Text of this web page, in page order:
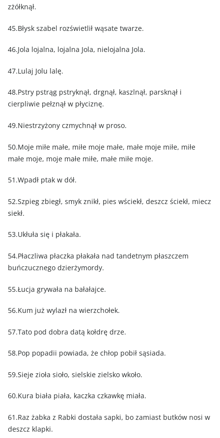
zżółknął.
45.Błysk szabel rozświetlił wąsate twarze.
46.Jola lojalna, lojalna Jola, nielojalna Jola.
47.Lulaj Jolu lalę.
48.Pstry pstrąg pstryknął, drgnął, kaszlnął, parsknął i
cierpliwie pełznął w płyciznę.
49.Niestrzyżony czmychnął w proso.
50.Moje miłe małe, miłe moje małe, małe moje miłe, miłe
małe moje, moje małe miłe, małe miłe moje.
51.Wpadł ptak w dół.
52.Szpieg zbiegł, smyk znikł, pies wściekł, deszcz ściekł, miecz
siekł.
53.Ukłuła się i płakała.
54.Płaczliwa płaczka płakała nad tandetnym płaszczem
buńczucznego dzierżymordy.
55.Łucja grywała na bałałajce.
56.Kum już wylazł na wierzchołek.
57.Tato pod dobra datą kołdrę drze.
58.Pop popadii powiada, że chłop pobił sąsiada.
59.Sieje zioła sioło, sielskie zielsko wkoło.
60.Kura biała piała, kaczka czkawkę miała.
61.Raz żabka z Rabki dostała sapki, bo zamiast butków nosi w
deszcz klapki.